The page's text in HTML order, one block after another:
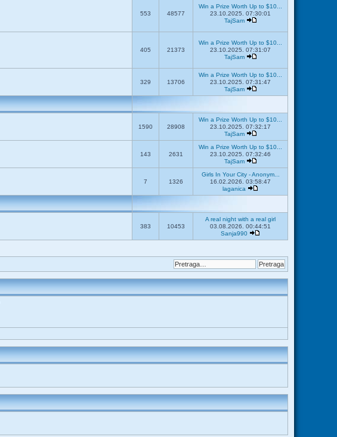
553 48577
Win a Prize Worth Up to $10...
23.10.2025. 07:30:01
TajSam
405 21373
Win a Prize Worth Up to $10...
23.10.2025. 07:31:07
TajSam
329 13706
Win a Prize Worth Up to $10...
23.10.2025. 07:31:47
TajSam
1590 28908
Win a Prize Worth Up to $10...
23.10.2025. 07:32:17
TajSam
143 2631
Win a Prize Worth Up to $10...
23.10.2025. 07:32:46
TajSam
7 1326
Girls In Your City - Anonym...
16.02.2026. 03:58:47
laganica
383 10453
A real night with a real girl
03.08.2026. 00:44:51
Sanja990